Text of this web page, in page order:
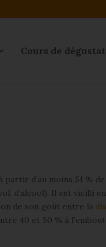
Cours de
partir d’au moins 51 %
d’alcool). Il est vieilli
de son goût entre la
40 et 50 % à